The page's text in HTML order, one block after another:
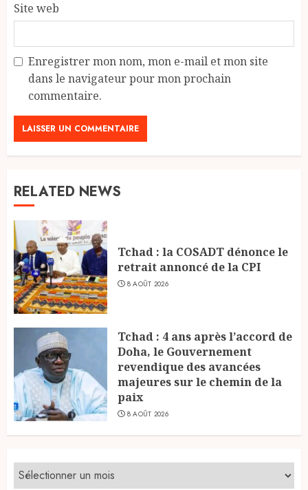
Site web
Enregistrer mon nom, mon e-mail et mon site
dans le navigateur pour mon prochain
commentaire.
RELATED NEWS
Tchad : la COSADT dénonce le
retrait annoncé de la CPI
8 AOÛT 2026
Tchad : 4 ans après l’accord de
Doha, le Gouvernement
revendique des avancées
majeures sur le chemin de la
paix
8 AOÛT 2026